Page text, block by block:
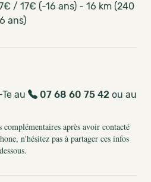
/ 17€ (-16 ans) - 16 km (240
ans)
au 07 68 60 75 42 ou au
complémentaires après avoir contacté
n'hésitez pas à partager ces infos